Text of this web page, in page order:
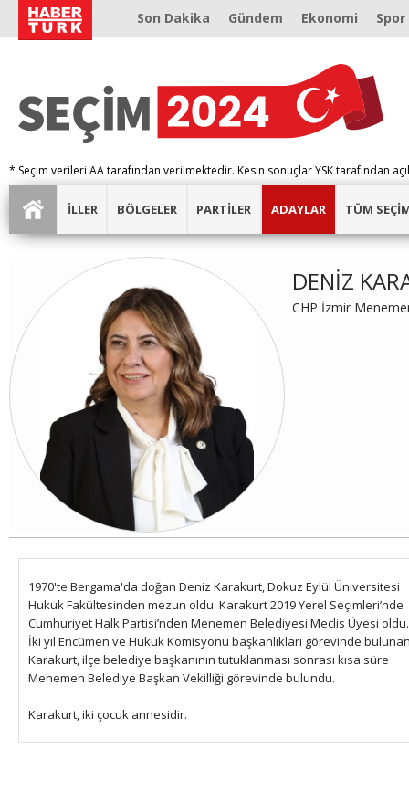
Son Dakika Gündem Ekonomi Spor
* Seçim verileri AA tarafından verilmektedir. Kesin sonuçlar YSK tarafından
İLLER BÖLGELER PARTİLER ADAYLAR TÜM
DENİZ
CHP İzmir
1970'te Bergama'da doğan Deniz Karakurt, Dokuz Eylül Üniversitesi
Hukuk Fakültesinden mezun oldu. Karakurt 2019 Yerel Seçimleri’nde
Cumhuriyet Halk Partisi’nden Menemen Belediyesi Meclis Üyesi oldu.
İki yıl Encümen ve Hukuk Komisyonu başkanlıkları görevinde
Karakurt, ilçe belediye başkanının tutuklanması sonrası kısa süre
Menemen Belediye Başkan Vekilliği görevinde bulundu.
Karakurt, iki çocuk annesidir.